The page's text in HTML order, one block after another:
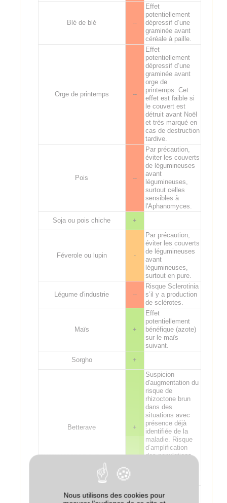
Blé de blé --
Effet
potentiellement
dépressif d’une
graminée avant
céréale à paille.
Orge de printemps --
Effet
potentiellement
dépressif d’une
graminée avant
orge de
printemps. Cet
effet est faible si
le couvert est
détruit avant Noël
et très marqué en
cas de destruction
tardive.
Pois --
Par précaution,
éviter les couverts
de légumineuses
avant
légumineuses,
surtout celles
sensibles à
l'Aphanomyces.
Soja ou pois chiche
+
Féverole ou lupin -
Par précaution,
éviter les couverts
de légumineuses
avant
légumineuses,
surtout en pure.
Légume d'industrie --
Risque Sclerotinia
s’il y a production
de sclérotes.
Maïs +
Effet
potentiellement
bénéfique (azote)
sur le maïs
suivant.
Sorgho
+
Betterave +
Suspicion
d'augmentation du
risque de
rhizoctone brun
dans des
situations avec
présence déjà
identifiée de la
maladie. Risque
d’amplification
des populations
appréciée avant
Nous utilisons des cookies pour